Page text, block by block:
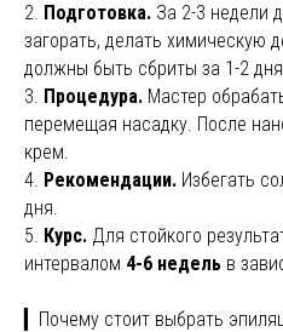
2. Подготовка. За 2-3 недели
загорать, делать химическую
должны быть сбриты за 1-2
3. Процедура. Мастер
перемещая насадку. После
крем.
4. Рекомендации. Избегать
дня.
5. Курс. Для стойкого
интервалом 4-6 недель в
▎Почему стоит выбрать